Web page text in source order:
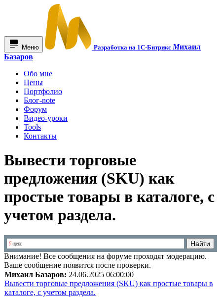
Меню Разработка на 1С-БитриксМихаил
Базаров
Обо мне
Цены
Портфолио
Блог-note
Форум
Видео-уроки
Tools
Контакты
Вывести торговые
предложения (SKU) как
простые товары в каталоге, с
учетом раздела.
Внимание! Все сообщения на форуме проходят модерацию.
Ваше сообщение появится после проверки.
Михаил Базаров: 24.06.2025 06:00:00
Вывести торговые предложения (SKU) как простые товары в
каталоге, с учетом раздела.